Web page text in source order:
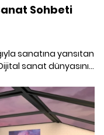
Sohbeti
sanatına yansıtan
sanat dünyasının